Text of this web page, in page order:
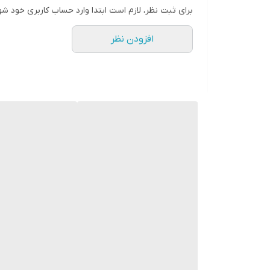
برای ثبت نظر، لازم است ابتدا وارد حساب کاربری خود
افزودن نظر